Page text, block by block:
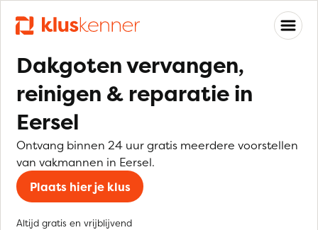
Dakgoten vervangen,
reinigen & reparatie in
Eersel
Ontvang binnen 24 uur gratis meerdere voorstellen
van vakmannen in Eersel.
Plaats hier je klus
Altijd gratis en vrijblijvend